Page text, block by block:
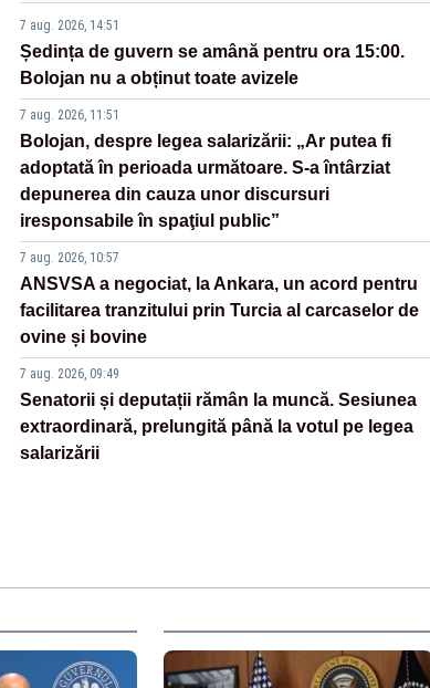
7 aug. 2026, 14:51
Ședința de guvern se amână pentru ora 15:00.
Bolojan nu a obținut toate avizele
7 aug. 2026, 11:51
Bolojan, despre legea salarizării: „Ar putea fi
adoptată în perioada următoare. S-a întârziat
depunerea din cauza unor discursuri
iresponsabile în spaţiul public”
7 aug. 2026, 10:57
ANSVSA a negociat, la Ankara, un acord pentru
facilitarea tranzitului prin Turcia al carcaselor de
ovine și bovine
7 aug. 2026, 09:49
Senatorii și deputații rămân la muncă. Sesiunea
extraordinară, prelungită până la votul pe legea
salarizării